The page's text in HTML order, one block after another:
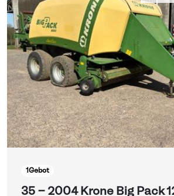
1 Gebot
35 - 2004 Krone Big Pack